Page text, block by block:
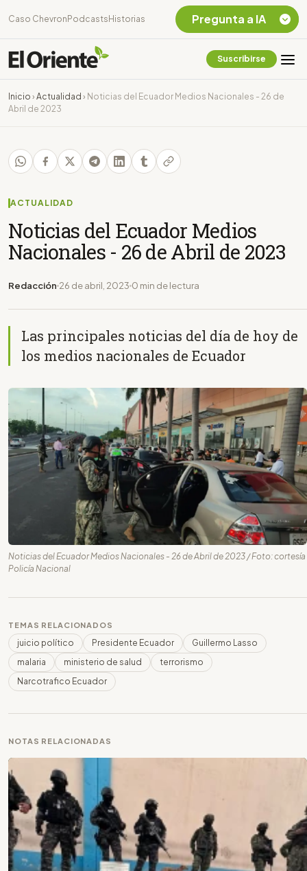
Caso Chevron Podcasts Historias
Suscribirse
Inicio › Actualidad › Noticias del Ecuador Medios Nacionales - 26 de
Abril de 2023
ACTUALIDAD
Noticias del Ecuador Medios
Nacionales - 26 de Abril de 2023
Redacción 26 de abril, 2023 0 min de lectura
Las principales noticias del día de hoy de
los medios nacionales de Ecuador
Noticias del Ecuador Medios Nacionales - 26 de Abril de 2023 / Foto: cortesía
Policía Nacional
TEMAS RELACIONADOS
juicio político Presidente Ecuador
Guillermo Lasso
malaria
ministerio de salud
terrorismo
Narcotrafico Ecuador
NOTAS RELACIONADAS
Pregunta a IA
Chevron Ecuador